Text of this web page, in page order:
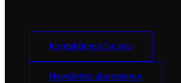
Kontaktieren Sie uns
Newsletter abonnieren